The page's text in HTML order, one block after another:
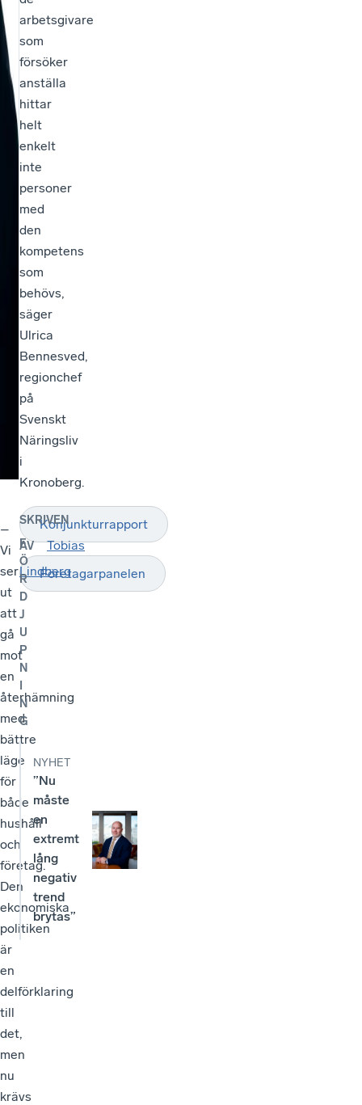
arbetsgivare
som
försöker
anställa
hittar
helt
enkelt
inte
personer
med
den
kompetens
som
behövs,
säger
Ulrica
Bennesved,
regionchef
på
Svenskt
Näringsliv
i
Kronoberg.
–
Vi
ser
ut
att
gå
mot
en
återhämning
med
bättre
läge
för
både
hushåll
och
företag.
Den
ekonomiska
politiken
är
en
delförklaring
till
det,
men
nu
krävs
Konjunkturrapport
Företagarpanelen
SKRIVEN
AV
Tobias
Lindberg
F
Ö
R
D
J
U
P
N
N
G
NYHET
”Nu
måste
en
extremt
lång
negativ
trend
brytas”